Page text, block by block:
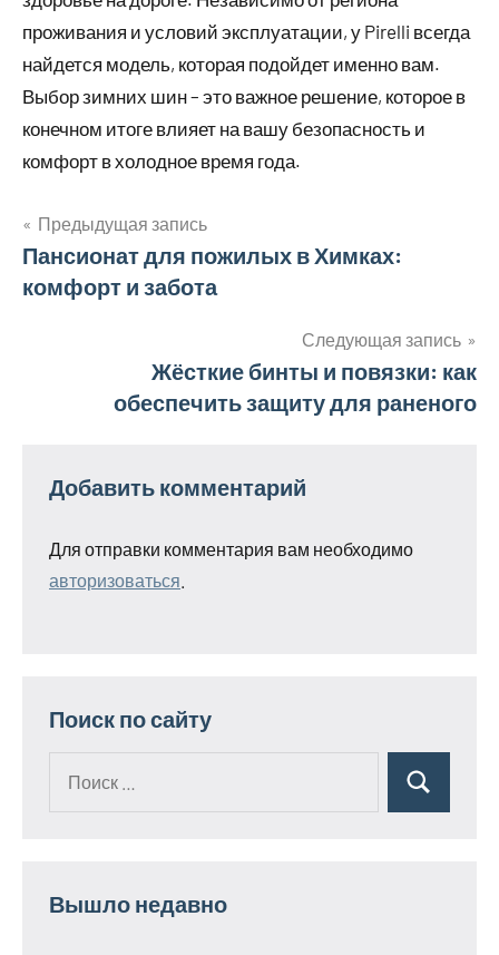
проживания и условий эксплуатации, у Pirelli всегда
найдется модель, которая подойдет именно вам.
Выбор зимних шин – это важное решение, которое в
конечном итоге влияет на вашу безопасность и
комфорт в холодное время года.
Навигация
по
Предыдущая запись
Пансионат для пожилых в Химках:
комфорт и забота
Следующая запись
Жёсткие бинты и повязки: как
обеспечить защиту для раненого
Добавить комментарий
Для отправки комментария вам необходимо
авторизоваться
Поиск по сайту
Поиск
Вышло недавно